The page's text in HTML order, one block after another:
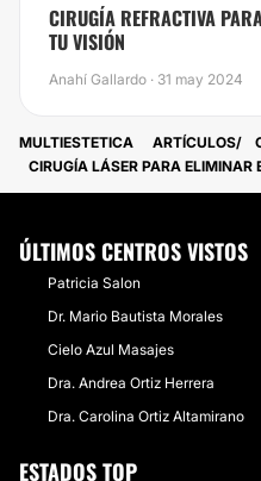
CIRUGÍA REFRACTIVA
TU VISIÓN
Anahí Gallardo · 31 may 2024
MULTIESTETICA ARTÍCULOS
CIRUGÍA LÁSER PARA ELIMINAR
ÚLTIMOS CENTROS VISTOS
Patricia Salon
Dr. Mario Bautista Morales
Cielo Azul Masajes
Dra. Andrea Ortiz Herrera
Dra. Carolina Ortiz Altamirano
ESTADOS TOP